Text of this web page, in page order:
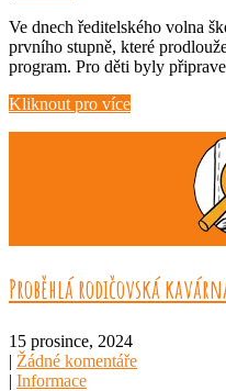
Ve dnech ředitelského volna
prvního stupně, které
program. Pro děti byly
Kliknout pro více
Proběhlá rodičovská
15 prosince, 2024
| Žádné komentáře
| Informace